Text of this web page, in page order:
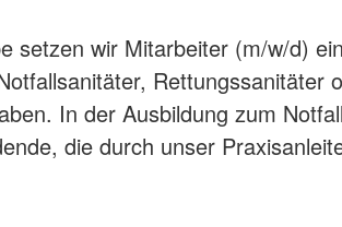
setzen wir Mitarbeiter (m/w/d)
Rettungssanitäter
In der Ausbildung zum
die durch unser